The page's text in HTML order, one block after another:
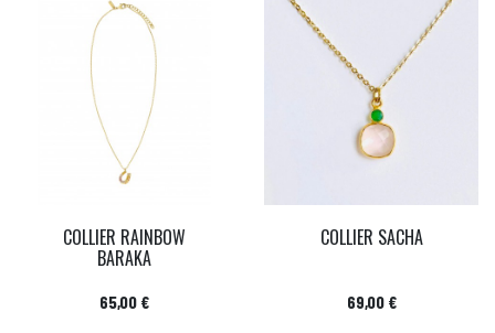
COLLIER RAINBOW
BARAKA
Prix
65,00 €
COLLIER SACHA
Prix
69,00 €